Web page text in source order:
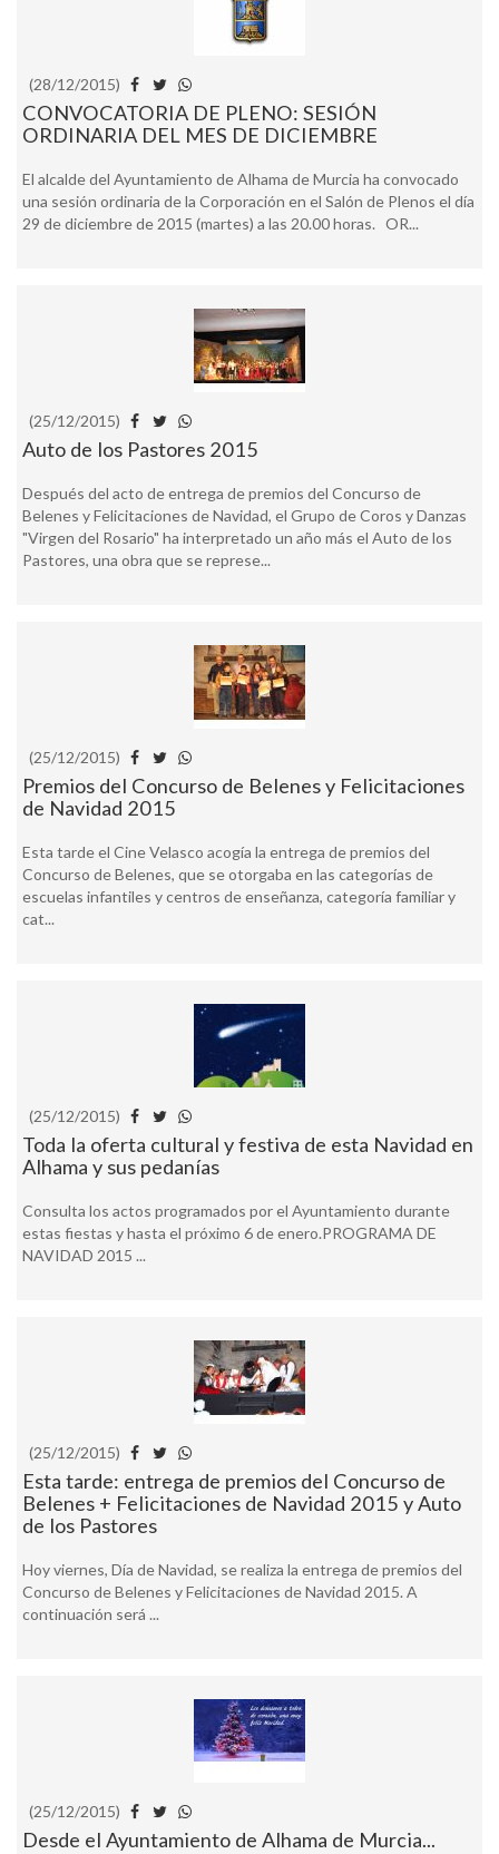
(28/12/2015)
CONVOCATORIA DE PLENO: SESIÓN
ORDINARIA DEL MES DE DICIEMBRE
El alcalde del Ayuntamiento de Alhama de Murcia ha convocado
una sesión ordinaria de la Corporación en el Salón de Plenos el día
29 de diciembre de 2015 (martes) a las 20.00 horas. OR...
(25/12/2015)
Auto de los Pastores 2015
Después del acto de entrega de premios del Concurso de
Belenes y Felicitaciones de Navidad, el Grupo de Coros y Danzas
"Virgen del Rosario" ha interpretado un año más el Auto de los
Pastores, una obra que se represe...
(25/12/2015)
Premios del Concurso de Belenes y Felicitaciones
de Navidad 2015
Esta tarde el Cine Velasco acogía la entrega de premios del
Concurso de Belenes, que se otorgaba en las categorías de
escuelas infantiles y centros de enseñanza, categoría familiar y
cat...
(25/12/2015)
Toda la oferta cultural y festiva de esta Navidad en
Alhama y sus pedanías
Consulta los actos programados por el Ayuntamiento durante
estas fiestas y hasta el próximo 6 de enero.PROGRAMA DE
NAVIDAD 2015 ...
(25/12/2015)
Esta tarde: entrega de premios del Concurso de
Belenes + Felicitaciones de Navidad 2015 y Auto
de los Pastores
Hoy viernes, Día de Navidad, se realiza la entrega de premios del
Concurso de Belenes y Felicitaciones de Navidad 2015. A
continuación será ...
(25/12/2015)
Desde el Ayuntamiento de Alhama de Murcia...